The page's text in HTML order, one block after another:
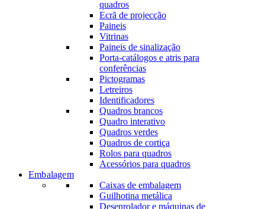
quadros
Ecrã de projecção
Paineis
Vitrinas
Paineis de sinalização
Porta-catálogos e atris para
conferências
Pictogramas
Letreiros
Identificadores
Quadros brancos
Quadro interativo
Quadros verdes
Quadros de cortiça
Rolos para quadros
Acessórios para quadros
Embalagem
Caixas de embalagem
Guilhotina metálica
Desenrolador e máquinas de